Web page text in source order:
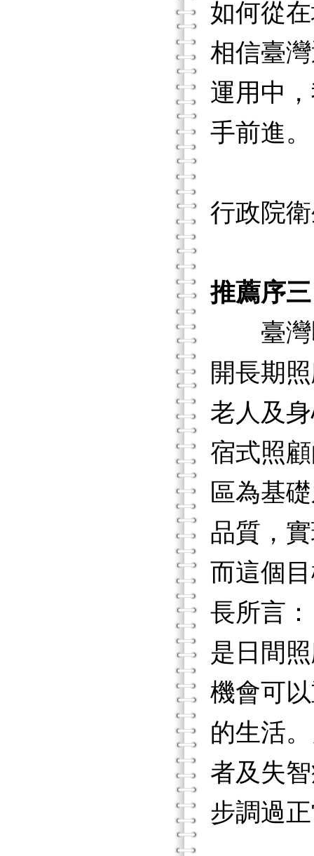
如何從
相信臺
運用中
手前進。
行政院
推薦序三
臺灣即
開長期
老人及
宿式照
區為基
品質，
而這個
長所言
是日間
機會可
的生活
者及失
步調過